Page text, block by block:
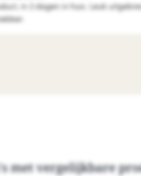
in 2 dagen in huis. Leuk
met vergelijkbare